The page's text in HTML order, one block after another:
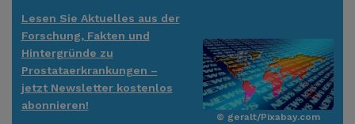
Lesen Sie Aktuelles aus der
Forschung, Fakten und
Hintergründe zu
Prostataerkrankungen –
jetzt Newsletter kostenlos
abonnieren!
© geralt/Pixabay.com